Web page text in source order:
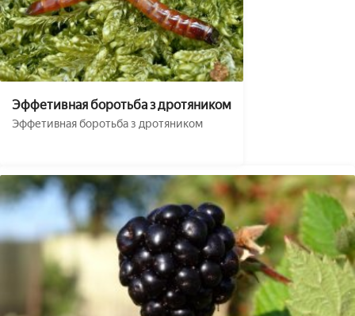
Эффетивная боротьба з дротяником
Эффетивная боротьба з дротяником